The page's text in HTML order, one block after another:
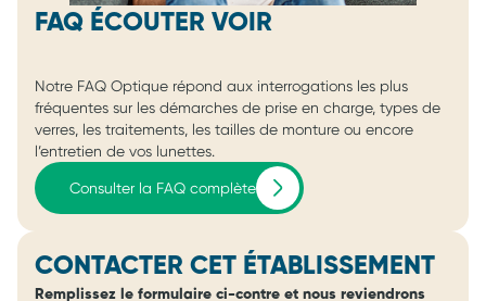
FAQ ÉCOUTER VOIR
Notre FAQ Optique répond aux interrogations les plus
fréquentes sur les démarches de prise en charge, types de
verres, les traitements, les tailles de monture ou encore
l’entretien de vos lunettes.
Consulter la FAQ complète
CONTACTER CET ÉTABLISSEMENT
Remplissez le formulaire ci-contre et nous reviendrons